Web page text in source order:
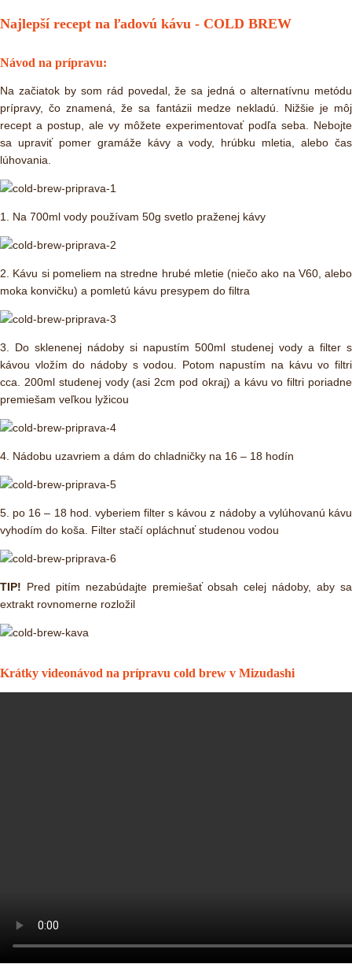
Najlepší recept na ľadovú kávu - COLD BREW
Návod na prípravu:
Na začiatok by som rád povedal, že sa jedná o alternatívnu metódu
prípravy, čo znamená, že sa fantázii medze nekladú. Nižšie je môj
recept a postup, ale vy môžete experimentovať podľa seba. Nebojte
sa upraviť pomer gramáže kávy a vody, hrúbku mletia, alebo čas
lúhovania.
1. Na 700ml vody používam 50g svetlo praženej kávy
2. Kávu si pomeliem na stredne hrubé mletie (niečo ako na V60, alebo
moka konvičku) a pomletú kávu presypem do filtra
3. Do sklenenej nádoby si napustím 500ml studenej vody a filter s
kávou vložím do nádoby s vodou. Potom napustím na kávu vo filtri
cca. 200ml studenej vody (asi 2cm pod okraj) a kávu vo filtri poriadne
premiešam veľkou lyžicou
4. Nádobu uzavriem a dám do chladničky na 16 – 18 hodín
5. po 16 – 18 hod. vyberiem filter s kávou z nádoby a vylúhovanú kávu
vyhodím do koša. Filter stačí opláchnuť studenou vodou
TIP! Pred pitím nezabúdajte premiešať obsah celej nádoby, aby sa
extrakt rovnomerne rozložil
Krátky videonávod na prípravu cold brew v Mizudashi